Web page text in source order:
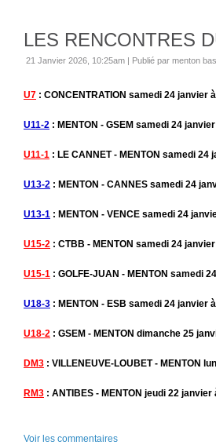
LES RENCONTRES
21 Janvier 2026, 10:25am | Publié par menton
U7 : CONCENTRATION samedi 24 janvier
U11-2 : MENTON - GSEM samedi 24
U11-1 : LE CANNET - MENTON samedi
U13-2 : MENTON - CANNES samedi 24
U13-1 : MENTON - VENCE samedi 24
U15-2 : CTBB - MENTON samedi 24
U15-1 : GOLFE-JUAN - MENTON samedi
U18-3 : MENTON - ESB samedi 24 janvier
U18-2 : GSEM - MENTON dimanche 25
DM3 : VILLENEUVE-LOUBET - MENTON
RM3 : ANTIBES - MENTON jeudi 22
Voir les commentaires